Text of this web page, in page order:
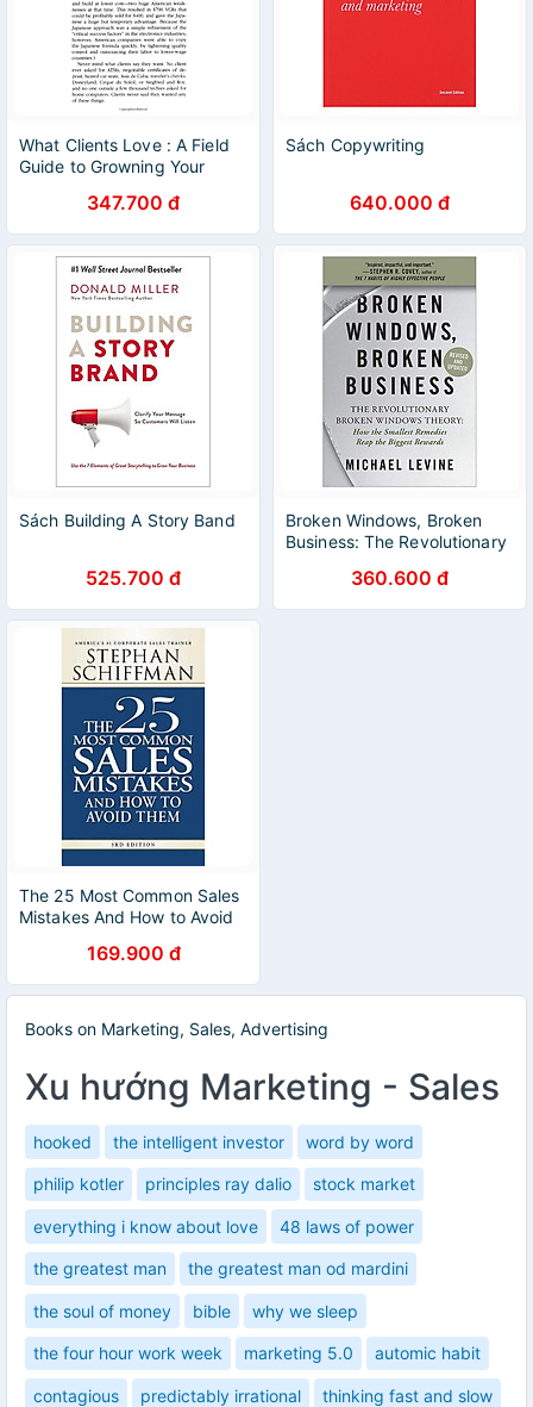
What Clients Love : A Field
Guide to Growning Your
347.700 đ
Sách Copywriting
640.000 đ
Sách Building A Story Band
525.700 đ
Broken Windows, Broken
Business: The Revolutionary
How The Smallest Remedies
Reap The Biggest Rewards
360.600 đ
The 25 Most Common Sales
Mistakes And How to Avoid
169.900 đ
Books on Marketing, Sales, Advertising
Xu hướng Marketing - Sales
hooked the intelligent investor word by word
philip kotler principles ray dalio stock market
everything i know about love 48 laws of power
the greatest man the greatest man od mardini
the soul of money bible why we sleep
the four hour work week marketing 5.0 automic habit
contagious predictably irrational thinking fast and slow